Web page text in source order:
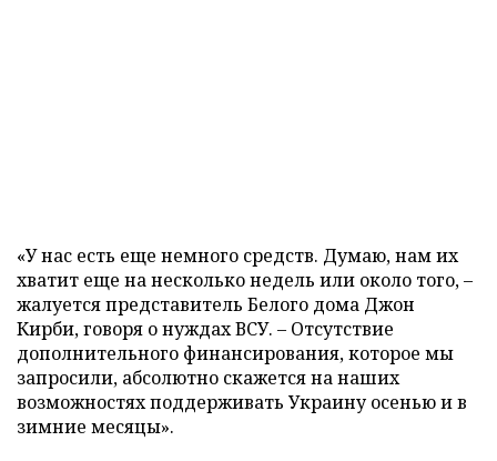
«У нас есть еще немного средств. Думаю, нам их
хватит еще на несколько недель или около того, –
жалуется представитель Белого дома Джон
Кирби, говоря о нуждах ВСУ. – Отсутствие
дополнительного финансирования, которое мы
запросили, абсолютно скажется на наших
возможностях поддерживать Украину осенью и в
зимние месяцы».